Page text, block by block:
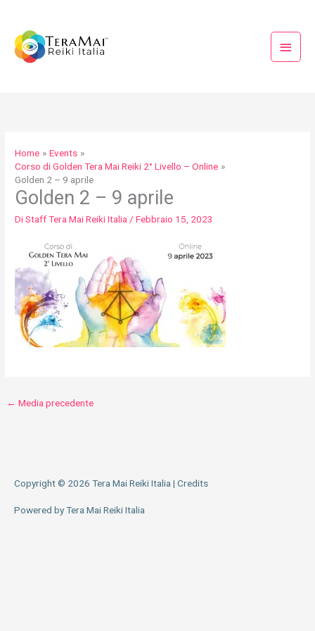
contenuto
Home
Events
Corso di Golden Tera Mai Reiki 2° Livello – Online
Golden 2 – 9 aprile
Golden 2 – 9 aprile
DiStaff Tera Mai Reiki Italia /Febbraio 15, 2023
← Media precedente
Copyright © 2026 Tera Mai Reiki Italia | Credits
Powered byTera Mai Reiki Italia